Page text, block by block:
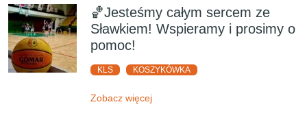
🏀Jesteśmy całym sercem ze
Sławkiem! Wspieramy i prosimy o
pomoc!
KLS KOSZYKÓWKA
Zobacz więcej